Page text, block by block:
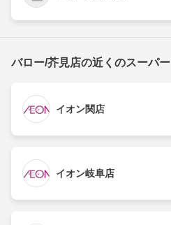
バロー/芥見店の近くのスーパー
イオン関店
イオン岐阜店